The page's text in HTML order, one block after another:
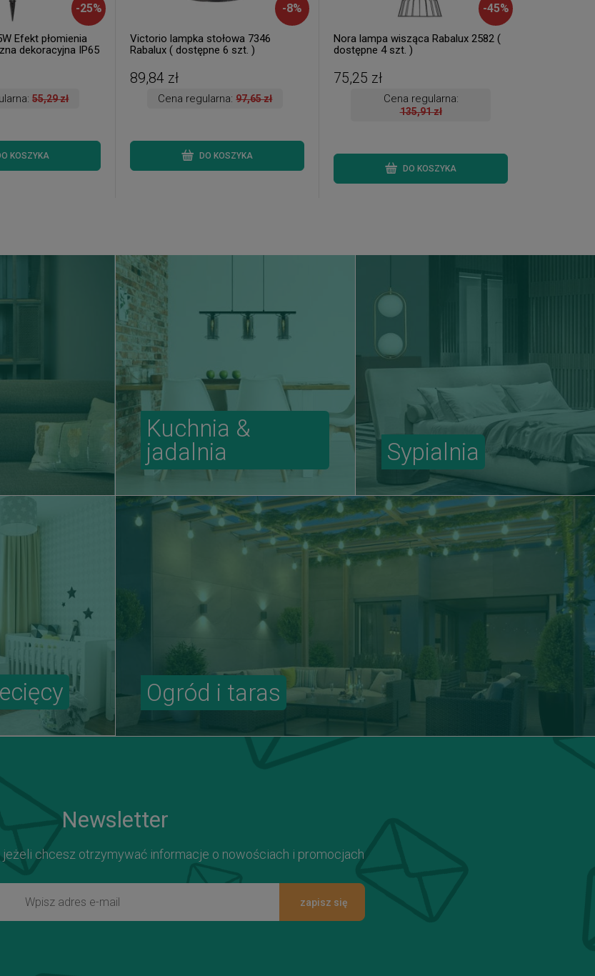
-25%
Efekt płomienia
dekoracyjna IP65
55,29 zł
KOSZYKA
-8%
Victorio lampka stołowa 7346
Rabalux ( dostępne 6 szt. )
89,84 zł
Cena regularna:97,65 zł
DO KOSZYKA
-45%
Nora lampa wisząca Rabalux 2582 (
dostępne 4 szt. )
75,25 zł
Cena regularna:
135,91 zł
DO KOSZYKA
Kuchnia &
jadalnia
Sypialnia
Ogród i taras
Newsletter
jeżeli chcesz otrzymywać informacje o nowościach i promocjach
zapisz się